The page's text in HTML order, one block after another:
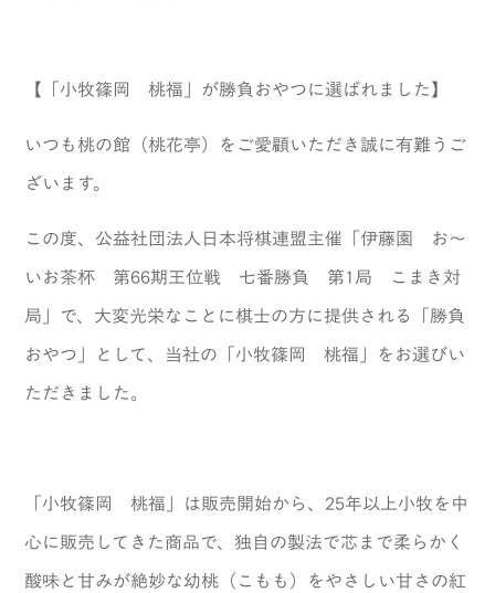
【「小牧篠岡 桃福」が勝負おやつに選ばれました】
いつも桃の館（桃花亭）をご愛顧いただき誠に有難うご
ざいます。
この度、公益社団法人日本将棋連盟主催「伊藤園 お～
いお茶杯 第66期王位戦 七番勝負 第1局 こまき対
局」で、大変光栄なことに棋士の方に提供される「勝負
おやつ」として、当社の「小牧篠岡 桃福」をお選びい
ただきました。
「小牧篠岡 桃福」は販売開始から、25年以上小牧を中
心に販売してきた商品で、独自の製法で芯まで柔らかく
酸味と甘みが絶妙な幼桃（こもも）をやさしい甘さの紅